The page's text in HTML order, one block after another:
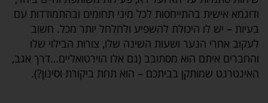
ודוגמא אישית בהתייחסות לכל מיני תחומים ובהתמודדות עם
בעיות – יש לו היכולת להשפיע ולחלחל יותר מכל. חשוב
לעקוב אחרי הנער ושעות השינה שלו, צורות הבילוי שלו
והחברים איתם הוא מסתובב (גם אלו הוירטואליים…דרך אגב,
האינטרנט שמותקן בביתכם – הוא תחת ביקורת וסינון?).